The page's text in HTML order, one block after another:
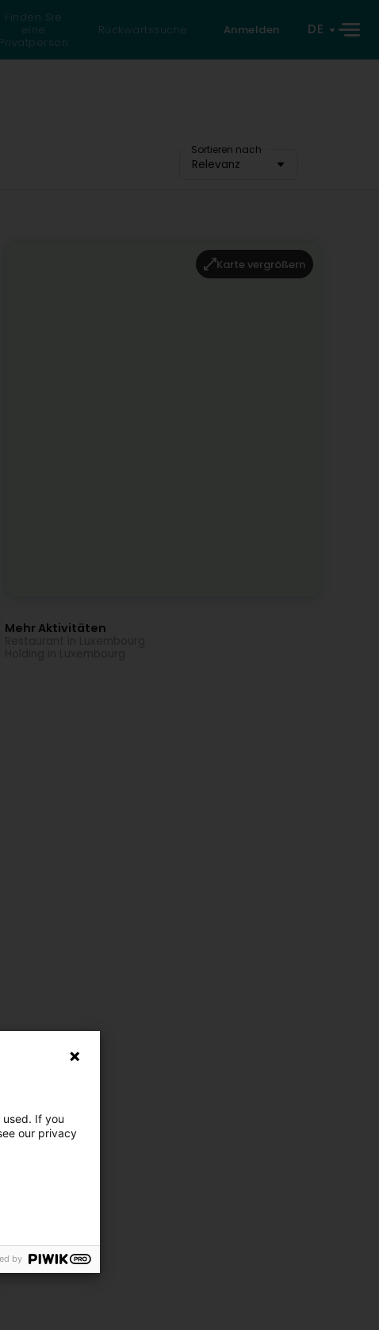
Finden Sie
eine
Privatperson
Rückwärtssuche Anmelden DE
Sortieren nach
Relevanz
Karte vergrößern
Mehr Aktivitäten
If you
our privacy
by